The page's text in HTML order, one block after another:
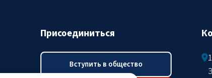
Присоединиться
Вступить в общество